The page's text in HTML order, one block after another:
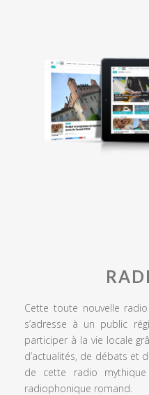
Cette toute nouvelle
s’adresse à un public
participer à la vie locale
d’actualités, de débats et
de cette radio
radiophonique romand.